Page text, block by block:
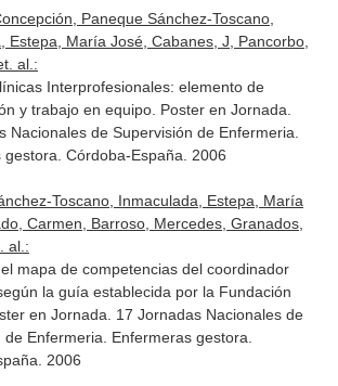
Paneque Sánchez-Toscano,
Estepa, María José, Cabanes, J, Pancorbo,
al.:
Interprofesionales: elemento de
y trabajo en equipo. Poster en Jornada.
Nacionales de Supervisión de Enfermeria.
gestora. Córdoba-España. 2006
Toscano, Inmaculada, Estepa, María
Carmen, Barroso, Mercedes, Granados,
al.:
mapa de competencias del coordinador
la guía establecida por la Fundación
en Jornada. 17 Jornadas Nacionales de
de Enfermeria. Enfermeras gestora.
2006